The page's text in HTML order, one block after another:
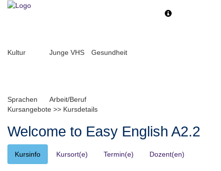
Toggle
Kultur Junge VHS Gesundheit
Sprachen
Arbeit/Beruf
Kursangebote >> Kursdetails
Welcome to Easy English A2.2
Kursinfo Kursort(e) Termin(e) Dozent(en)